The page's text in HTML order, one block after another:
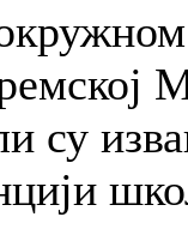
су